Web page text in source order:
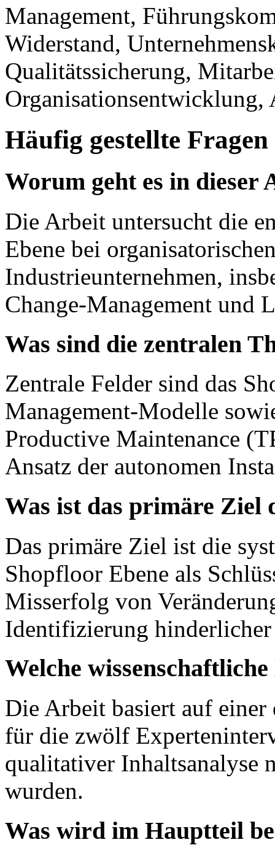
Management,
Widerstand,
Qualitätssicherung,
Organisationsentwicklung,
Häufig gestellte Fragen
Worum geht es in dieser
Die Arbeit untersucht die
Ebene bei
Industrieunternehmen,
Change-Management und
Was sind die zentralen
Zentrale Felder sind das
Management-Modelle
Productive Maintenance
Ansatz der autonomen
Was ist das primäre Ziel
Das primäre Ziel ist die
Shopfloor Ebene als
Misserfolg von
Identifizierung
Welche
Die Arbeit basiert auf
für die zwölf
qualitativer Inhaltsanalyse
wurden.
Was wird im Hauptteil